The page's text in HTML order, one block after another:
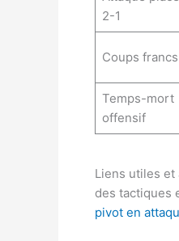
2-1
Coups
Temps-mort
offensif
Liens utiles
des tactiques
pivot en